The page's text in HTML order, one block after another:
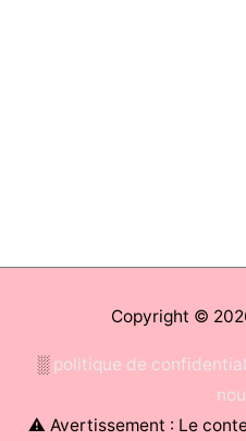
Copyright ©
░ politique de
⚠ Avertissement : Le